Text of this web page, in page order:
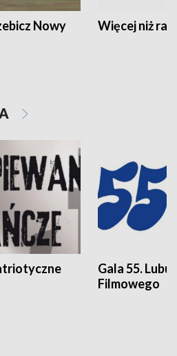
Nowy
Więcej niż rajd
Gala 55.
Filmowego